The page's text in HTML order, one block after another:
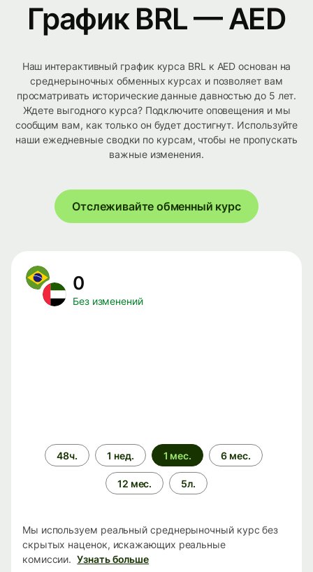
График BRL — AED
Наш интерактивный график курса BRL к AED основан на
среднерыночных обменных курсах и позволяет вам
просматривать исторические данные давностью до 5 лет.
Ждете выгодного курса? Подключите оповещения и мы
сообщим вам, как только он будет достигнут. Используйте
наши ежедневные сводки по курсам, чтобы не пропускать
важные изменения.
Отслеживайте обменный курс
0
Без изменений
Период
времени
48ч. 1 нед. 1 мес. 6 мес.
12 мес. 5л.
Мы используем реальный среднерыночный курс без
скрытых наценок, искажающих реальные
комиссии. Узнать больше